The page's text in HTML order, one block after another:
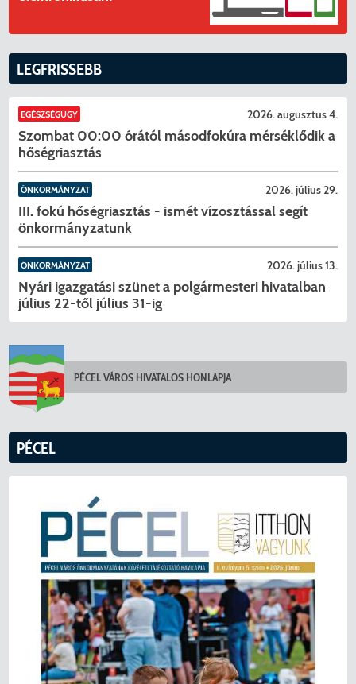
LEGFRISSEBB
EGÉSZSÉGÜGY 2026. augusztus 4.
Szombat 00:00 órától másodfokúra mérséklődik a
hőségriasztás
ÖNKORMÁNYZAT 2026. július 29.
III. fokú hőségriasztás - ismét vízosztással segít
önkormányzatunk
ÖNKORMÁNYZAT 2026. július 13.
Nyári igazgatási szünet a polgármesteri hivatalban
július 22-től július 31-ig
PÉCEL VÁROS HIVATALOS HONLAPJA
PÉCEL